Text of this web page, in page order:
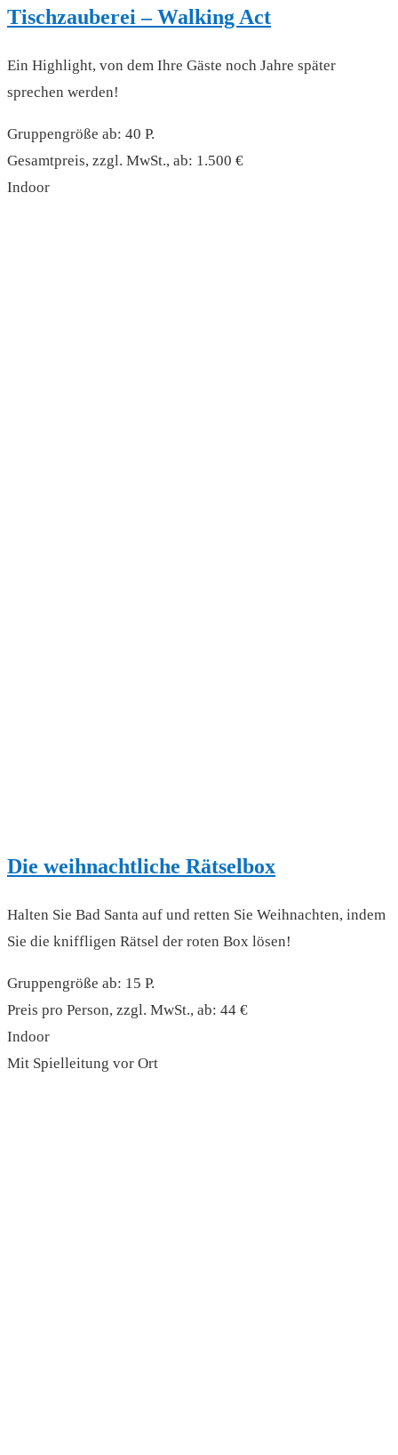
Tischzauberei – Walking Act
Ein Highlight, von dem Ihre Gäste noch Jahre später
sprechen werden!
Gruppengröße ab: 40 P.
Gesamtpreis, zzgl. MwSt., ab: 1.500 €
Indoor
Die weihnachtliche Rätselbox
Halten Sie Bad Santa auf und retten Sie Weihnachten, indem
Sie die kniffligen Rätsel der roten Box lösen!
Gruppengröße ab: 15 P.
Preis pro Person, zzgl. MwSt., ab: 44 €
Indoor
Mit Spielleitung vor Ort